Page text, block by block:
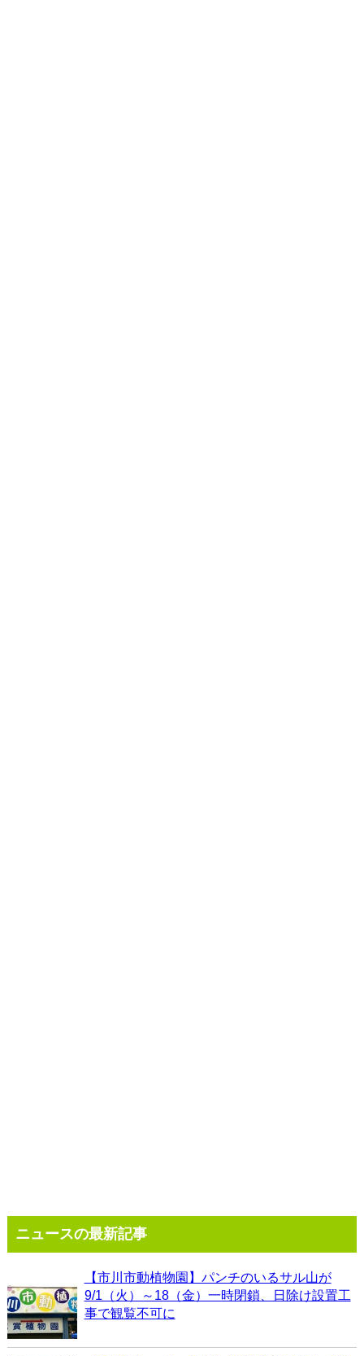
ニュースの最新記事
【市川市動植物園】パンチのいるサル山が
9/1（火）～18（金）一時閉鎖、日除け設置工
事で観覧不可に